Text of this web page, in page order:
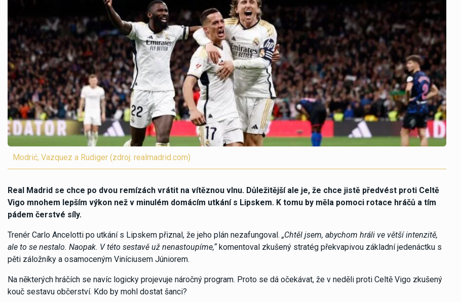
Modrić, Vazquez a Rudiger (zdroj: realmadrid.com)
Real Madrid se chce po dvou remízách vrátit na vítěznou vlnu. Důležitější ale je, že chce jistě předvést proti Celtě
Vigo mnohem lepším výkon než v minulém domácím utkání s Lipskem. K tomu by měla pomoci rotace hráčů a tím
pádem čerstvé síly.
Trenér Carlo Ancelotti po utkání s Lipskem přiznal, že jeho plán nezafungoval. „Chtěl jsem, abychom hráli ve větší intenzitě,
ale to se nestalo. Naopak. V této sestavě už nenastoupíme,“komentoval zkušený stratég překvapivou základní jedenáctku s
pěti záložníky a osamoceným Viníciusem Júniorem.
Na některých hráčích se navíc logicky projevuje náročný program. Proto se dá očekávat, že v neděli proti Celtě Vigo zkušený
kouč sestavu občerství. Kdo by mohl dostat šanci?